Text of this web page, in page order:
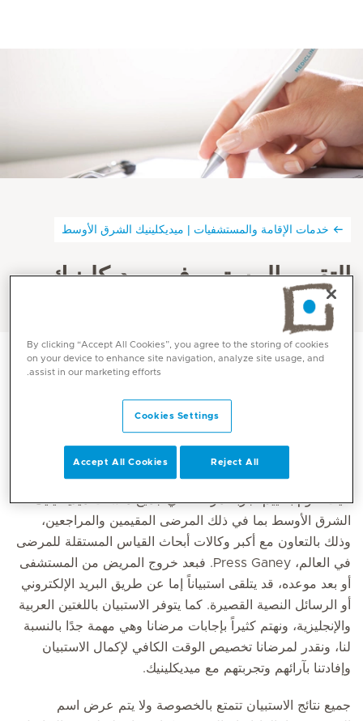
خدمات الإقامة والمستشفيات | ميديكلينيك الشرق الأوسط
التقييم المستمر في ميديكلينيك
آراء مرضانا هي الطريقة الوحيدة التي يمكننا من خلالها التعلم
وفهم ما يمكننا تطويره وتعديله لتقديم أفضل خدمات لهم
حيث نقوم بتقييم تجربة مرضانا في جميع منشآت ميديكلينيك
الشرق الأوسط بما في ذلك المرضى المقيمين والمراجعين،
وذلك بالتعاون مع أكبر وكالات أبحاث القياس المستقلة للمرضى
في العالم، Press Ganey. فبعد خروج المريض من المستشفى
أو بعد موعده، قد يتلقى استبياناً إما عن طريق البريد الإلكتروني
أو الرسائل النصية القصيرة. كما يتوفر الاستبيان باللغتين العربية
والإنجليزية، ونهتم كثيراً بإجابات مرضانا وهي مهمة جدًا بالنسبة
لنا، ونقدر لمرضانا تخصيص الوقت الكافي لإكمال الاستبيان
وإفادتنا بآرائهم وتجربتهم مع ميديكلينيك.
جميع نتائج الاستبيان تتمتع بالخصوصة ولا يتم عرض اسم
By clicking “Accept All Cookies”, you agree to the storing of cookies
on your device to enhance site navigation, analyze site usage, and
assist in our marketing efforts.
Cookies Settings
Reject All
Accept All Cookies